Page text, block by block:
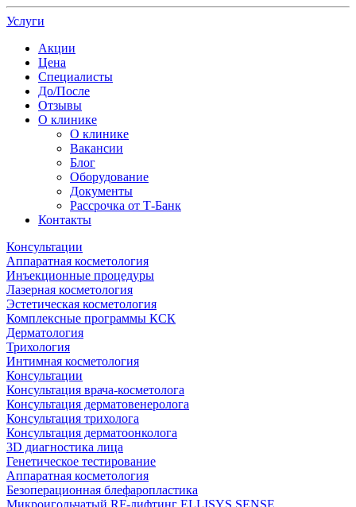
Услуги
Акции
Цена
Специалисты
До/После
Отзывы
О клинике
О клинике
Вакансии
Блог
Оборудование
Документы
Рассрочка от Т-Банк
Контакты
Консультации
Аппаратная косметология
Инъекционные процедуры
Лазерная косметология
Эстетическая косметология
Комплексные программы КСК
Дерматология
Трихология
Интимная косметология
Консультации
Консультация врача-косметолога
Консультация дерматовенеролога
Консультация трихолога
Консультация дерматоонколога
3D диагностика лица
Генетическое тестирование
Аппаратная косметология
Безоперационная блефаропластика
Микроигольчатый RF-лифтинг ELLISYS SENSE